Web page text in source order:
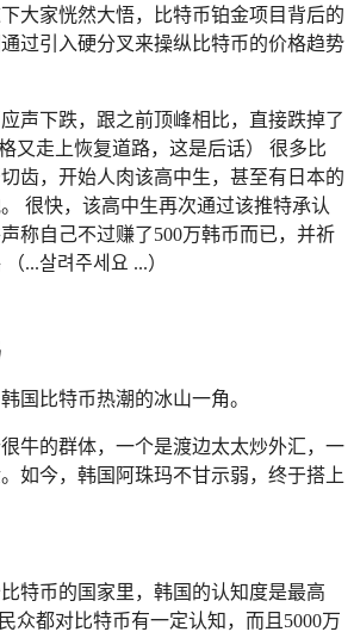
大家恍然大悟，比特币铂金项目背后的
过引入硬分叉来操纵比特币的价格趋势
声下跌，跟之前顶峰相比，直接跌掉了
又走上恢复道路，这是后话） 很多比
齿，开始人肉该高中生，甚至有日本的
很快，该高中生再次通过该推特承认
称自己不过赚了500万韩币而已，并祈
...살려주세요 ...）
国比特币热潮的冰山一角。
牛的群体，一个是渡边太太炒外汇，一
如今，韩国阿珠玛不甘示弱，终于搭上
特币的国家里，韩国的认知度是最高
众都对比特币有一定认知，而且5000万